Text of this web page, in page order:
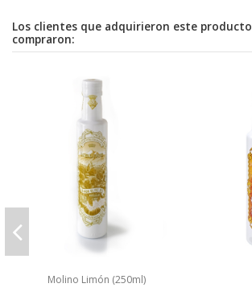
Los clientes que adquirieron este
compraron:
Molino Limón (250ml)